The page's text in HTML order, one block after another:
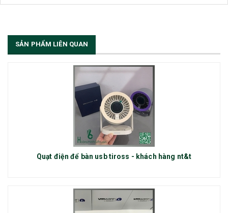
SẢN PHẨM LIÊN QUAN
Quạt điện để bàn usb tiross - khách hàng nt&t